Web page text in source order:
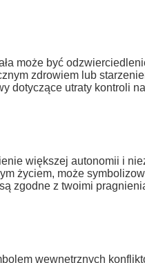
może być
zdrowiem lub
dotyczące utraty kontroli
większej autonomii i
życiem, może
zgodne z twoimi
wewnętrznych